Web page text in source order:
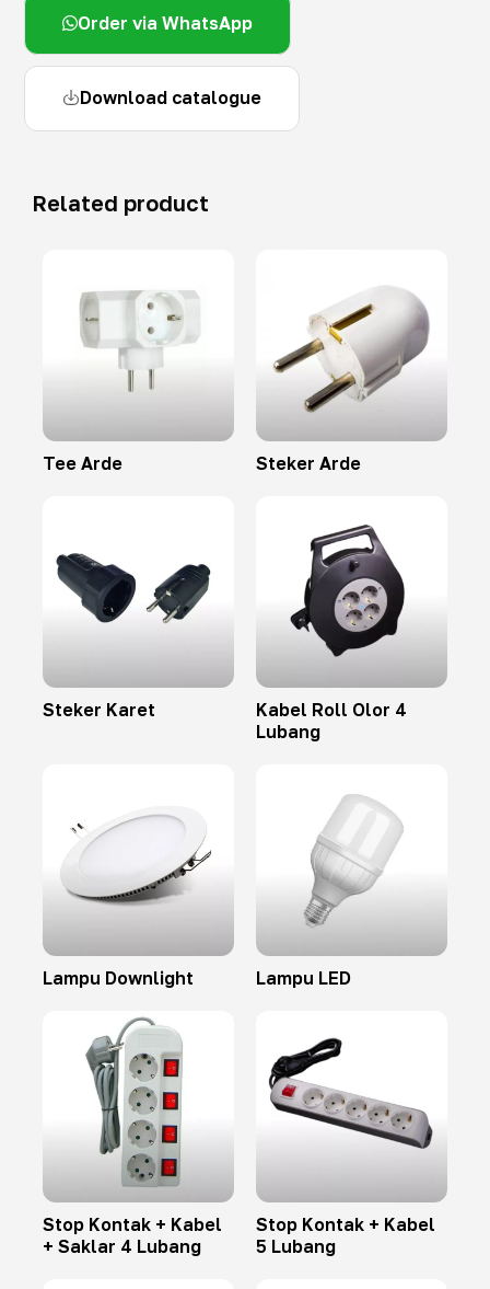
Order via WhatsApp
Download catalogue
Related product
Tee Arde Steker Arde
Steker Karet
Kabel Roll Olor 4
Lubang
Lampu Downlight Lampu LED
Stop Kontak + Kabel
+ Saklar 4 Lubang
Stop Kontak + Kabel
5 Lubang